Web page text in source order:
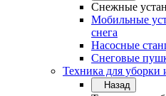
Снежные
Мобильные
снега
Насосные
Снеговые
Техника для уборки
Назад